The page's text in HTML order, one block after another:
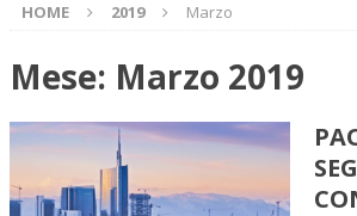
[ 28 Luglio 2026 ]
debiti sono più leggeri
euro riguarda, non solo i
HOME 2019 Marzo
Mese: Marzo 2019